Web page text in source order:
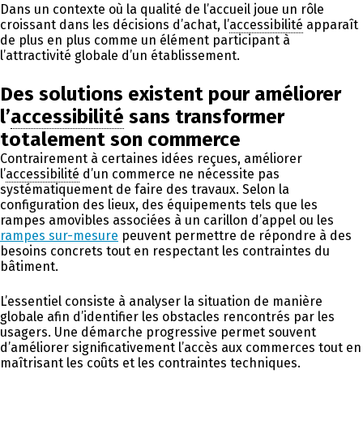
Dans un contexte où la qualité de l’accueil joue un rôle
croissant dans les décisions d’achat, l’accessibilité apparaît
de plus en plus comme un élément participant à
l’attractivité globale d’un établissement.
Des solutions existent pour améliorer
l’accessibilité sans transformer
totalement son commerce
Contrairement à certaines idées reçues, améliorer
l’accessibilité d’un commerce ne nécessite pas
systématiquement de faire des travaux. Selon la
configuration des lieux, des équipements tels que les
rampes amovibles associées à un carillon d’appel ou les
rampes sur-mesure peuvent permettre de répondre à des
besoins concrets tout en respectant les contraintes du
bâtiment.
L’essentiel consiste à analyser la situation de manière
globale afin d’identifier les obstacles rencontrés par les
usagers. Une démarche progressive permet souvent
d’améliorer significativement l’accès aux commerces tout en
maîtrisant les coûts et les contraintes techniques.